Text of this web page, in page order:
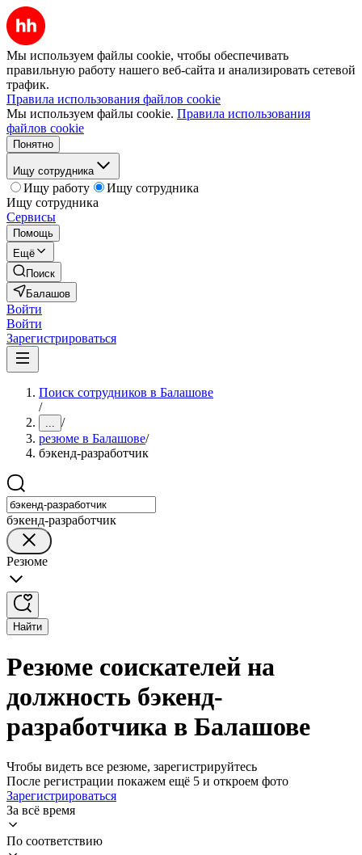
Мы используем файлы cookie, чтобы обеспечивать
правильную работу нашего веб-сайта и анализировать сетевой
трафик.
Правила использования файлов cookie
Мы используем файлы cookie. Правила использования
файлов cookie
Понятно
Ищу сотрудника
Ищу работу
Ищу сотрудника
Ищу сотрудника
Сервисы
Помощь
Ещё
Поиск
Балашов
Войти
Войти
Зарегистрироваться
Поиск сотрудников в Балашове
/
... /
резюме в Балашове/
бэкенд-разработчик
бэкенд-разработчик
Резюме
Найти
Резюме соискателей на
должность бэкенд-
разработчика в Балашове
Чтобы видеть все резюме, зарегистрируйтесь
После регистрации покажем ещё 5 и откроем фото
Зарегистрироваться
За всё время
По соответствию